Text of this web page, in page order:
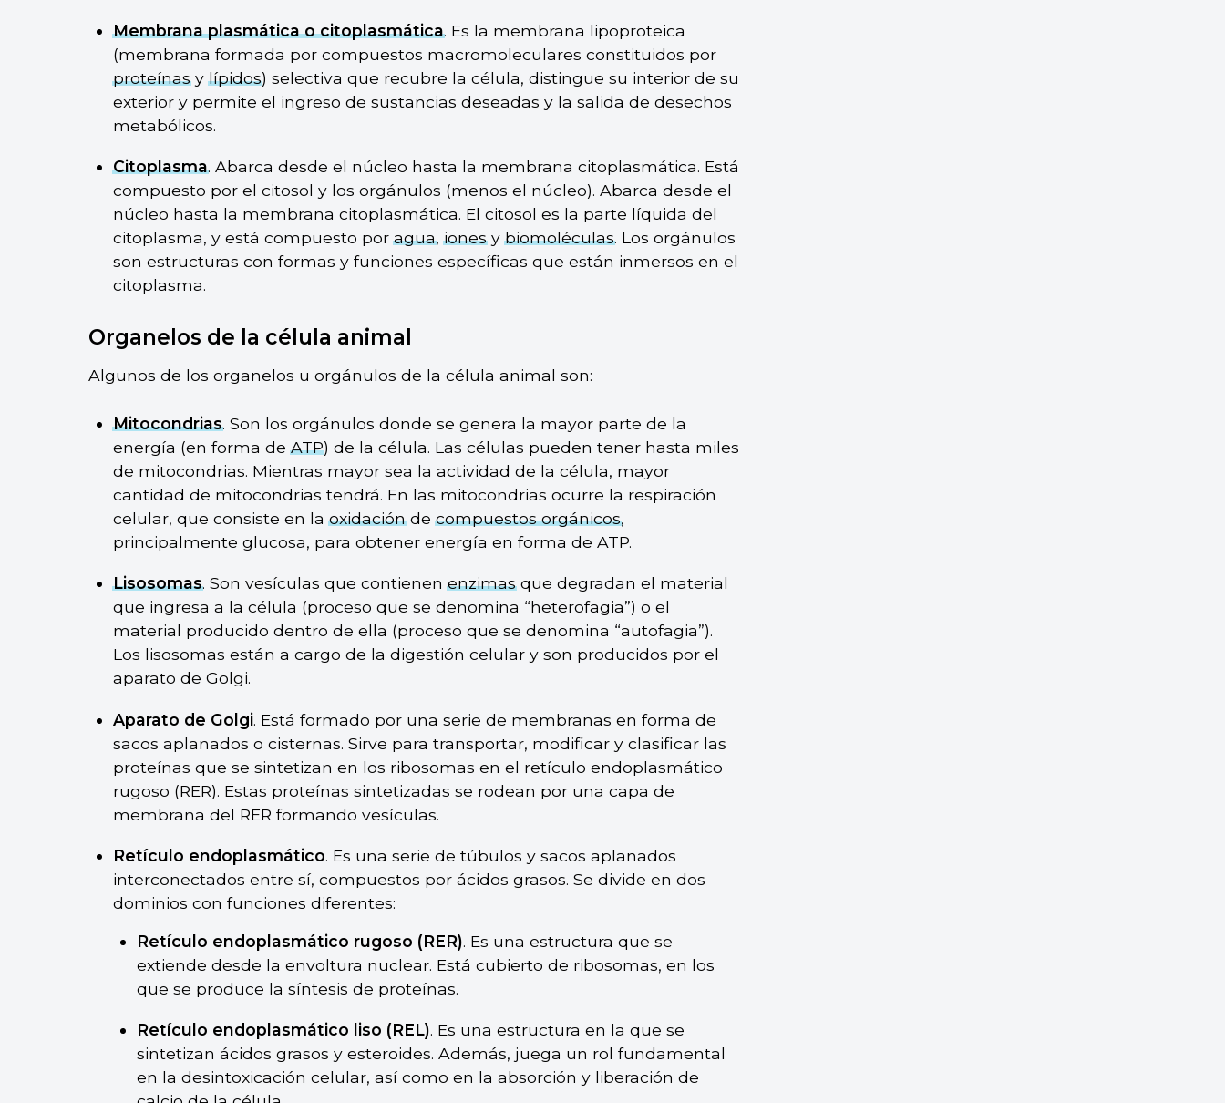
Membrana plasmática o citoplasmática. Es la membrana lipoproteica
(membrana formada por compuestos macromoleculares constituidos por
proteínasylípidos) selectiva que recubre la célula, distingue su interior de su
exterior y permite el ingreso de sustancias deseadas y la salida de desechos
metabólicos.
Citoplasma. Abarca desde el núcleo hasta la membrana citoplasmática. Está
compuesto por el citosol y los orgánulos (menos el núcleo). Abarca desde el
núcleo hasta la membrana citoplasmática. El citosol es la parte líquida del
citoplasma, y está compuesto poragua,ionesybiomoléculas. Los orgánulos
son estructuras con formas y funciones específicas que están inmersos en el
citoplasma.
Organelos de la célula animal
Algunos de los organelos u orgánulos de la célula animal son:
Mitocondrias. Son los orgánulos donde se genera la mayor parte de la
energía (en forma deATP) de la célula. Las células pueden tener hasta miles
de mitocondrias. Mientras mayor sea la actividad de la célula, mayor
cantidad de mitocondrias tendrá. En las mitocondrias ocurre la respiración
celular, que consiste en laoxidacióndecompuestos orgánicos,
principalmente glucosa, para obtener energía en forma de ATP.
Lisosomas. Son vesículas que contienenenzimasque degradan el material
que ingresa a la célula (proceso que se denomina “heterofagia”) o el
material producido dentro de ella (proceso que se denomina “autofagia”).
Los lisosomas están a cargo de la digestión celular y son producidos por el
aparato de Golgi.
Aparato de Golgi. Está formado por una serie de membranas en forma de
sacos aplanados o cisternas. Sirve para transportar, modificar y clasificar las
proteínas que se sintetizan en los ribosomas en el retículo endoplasmático
rugoso (RER). Estas proteínas sintetizadas se rodean por una capa de
membrana del RER formando vesículas.
Retículo endoplasmático. Es una serie de túbulos y sacos aplanados
interconectados entre sí, compuestos por ácidos grasos. Se divide en dos
dominios con funciones diferentes:
Retículo endoplasmático rugoso (RER). Es una estructura que se
extiende desde la envoltura nuclear. Está cubierto de ribosomas, en los
que se produce la síntesis de proteínas.
Retículo endoplasmático liso (REL). Es una estructura en la que se
sintetizan ácidos grasos y esteroides. Además, juega un rol fundamental
en la desintoxicación celular, así como en la absorción y liberación de